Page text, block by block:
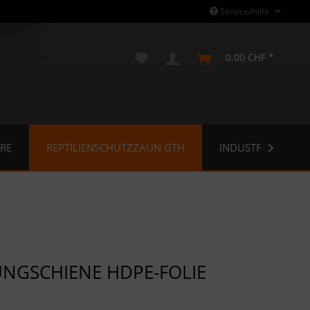
Service/Hilfe
0.00 CHF *
REPTILIENSCHUTZZAUN GTH INDUSTRIEPLANE

HDPE-FOLIE